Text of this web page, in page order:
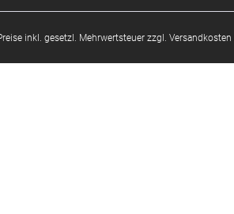
inkl. gesetzl. Mehrwertsteuer zzgl. Versandkosten